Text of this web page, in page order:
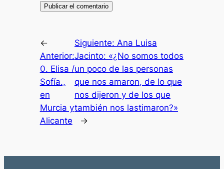
←
Anterior:
0. Elisa /
Sofía.,
en
Murcia y
Alicante
Siguiente: Ana Luisa
Jacinto: «¿No somos todos
un poco de las personas
que nos amaron, de lo que
nos dijeron y de los que
también nos lastimaron?»
→